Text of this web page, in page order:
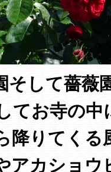
そして薔薇
てお寺の
降りてくる
アカショ